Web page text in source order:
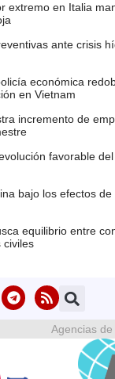
extremo en Italia
ante crisis
económica
en Vietnam
incremento de
favorable
bajo los efectos
equilibrio entre
civiles
Agencias